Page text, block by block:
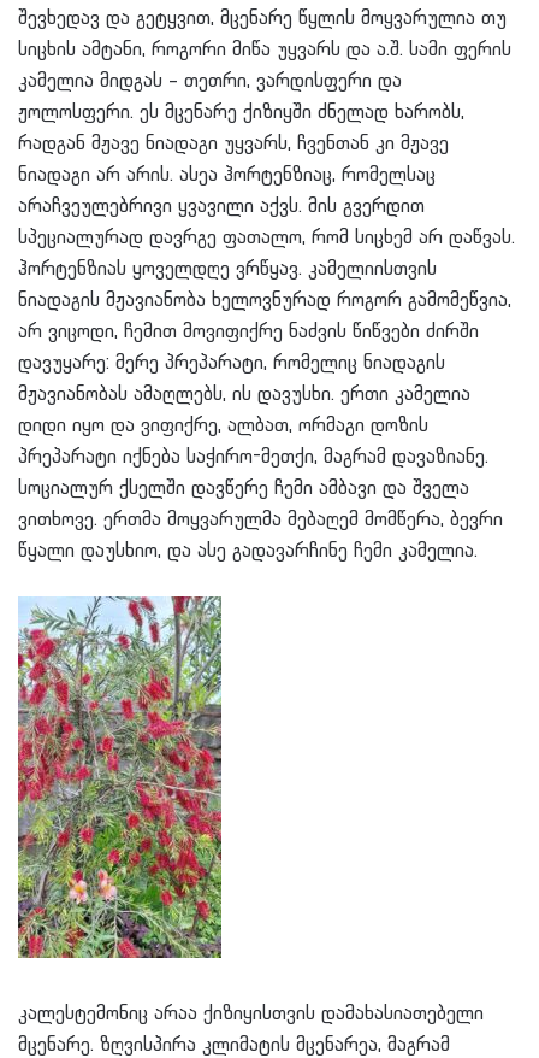
შევხედავ და გეტყვით, მცენარე წყლის მოყვარულია თუ
სიცხის ამტანი, როგორი მიწა უყვარს და ა.შ. სამი ფერის
კამელია მიდგას – თეთრი, ვარდისფერი და
ჟოლოსფერი. ეს მცენარე ქიზიყში ძნელად ხარობს,
რადგან მჟავე ნიადაგი უყვარს, ჩვენთან კი მჟავე
ნიადაგი არ არის. ასეა ჰორტენზიაც, რომელსაც
არაჩვეულებრივი ყვავილი აქვს. მის გვერდით
სპეციალურად დავრგე ფათალო, რომ სიცხემ არ დაწვას.
ჰორტენზიას ყოველდღე ვრწყავ. კამელიისთვის
ნიადაგის მჟავიანობა ხელოვნურად როგორ გამომეწვია,
არ ვიცოდი, ჩემით მოვიფიქრე ნაძვის წიწვები ძირში
დავუყარე: მერე პრეპარატი, რომელიც ნიადაგის
მჟავიანობას ამაღლებს, ის დავუსხი. ერთი კამელია
დიდი იყო და ვიფიქრე, ალბათ, ორმაგი დოზის
პრეპარატი იქნება საჭირო-მეთქი, მაგრამ დავაზიანე.
სოციალურ ქსელში დავწერე ჩემი ამბავი და შველა
ვითხოვე. ერთმა მოყვარულმა მებაღემ მომწერა, ბევრი
წყალი დაუსხიო, და ასე გადავარჩინე ჩემი კამელია.
კალესტემონიც არაა ქიზიყისთვის დამახასიათებელი
მცენარე. ზღვისპირა კლიმატის მცენარეა, მაგრამ